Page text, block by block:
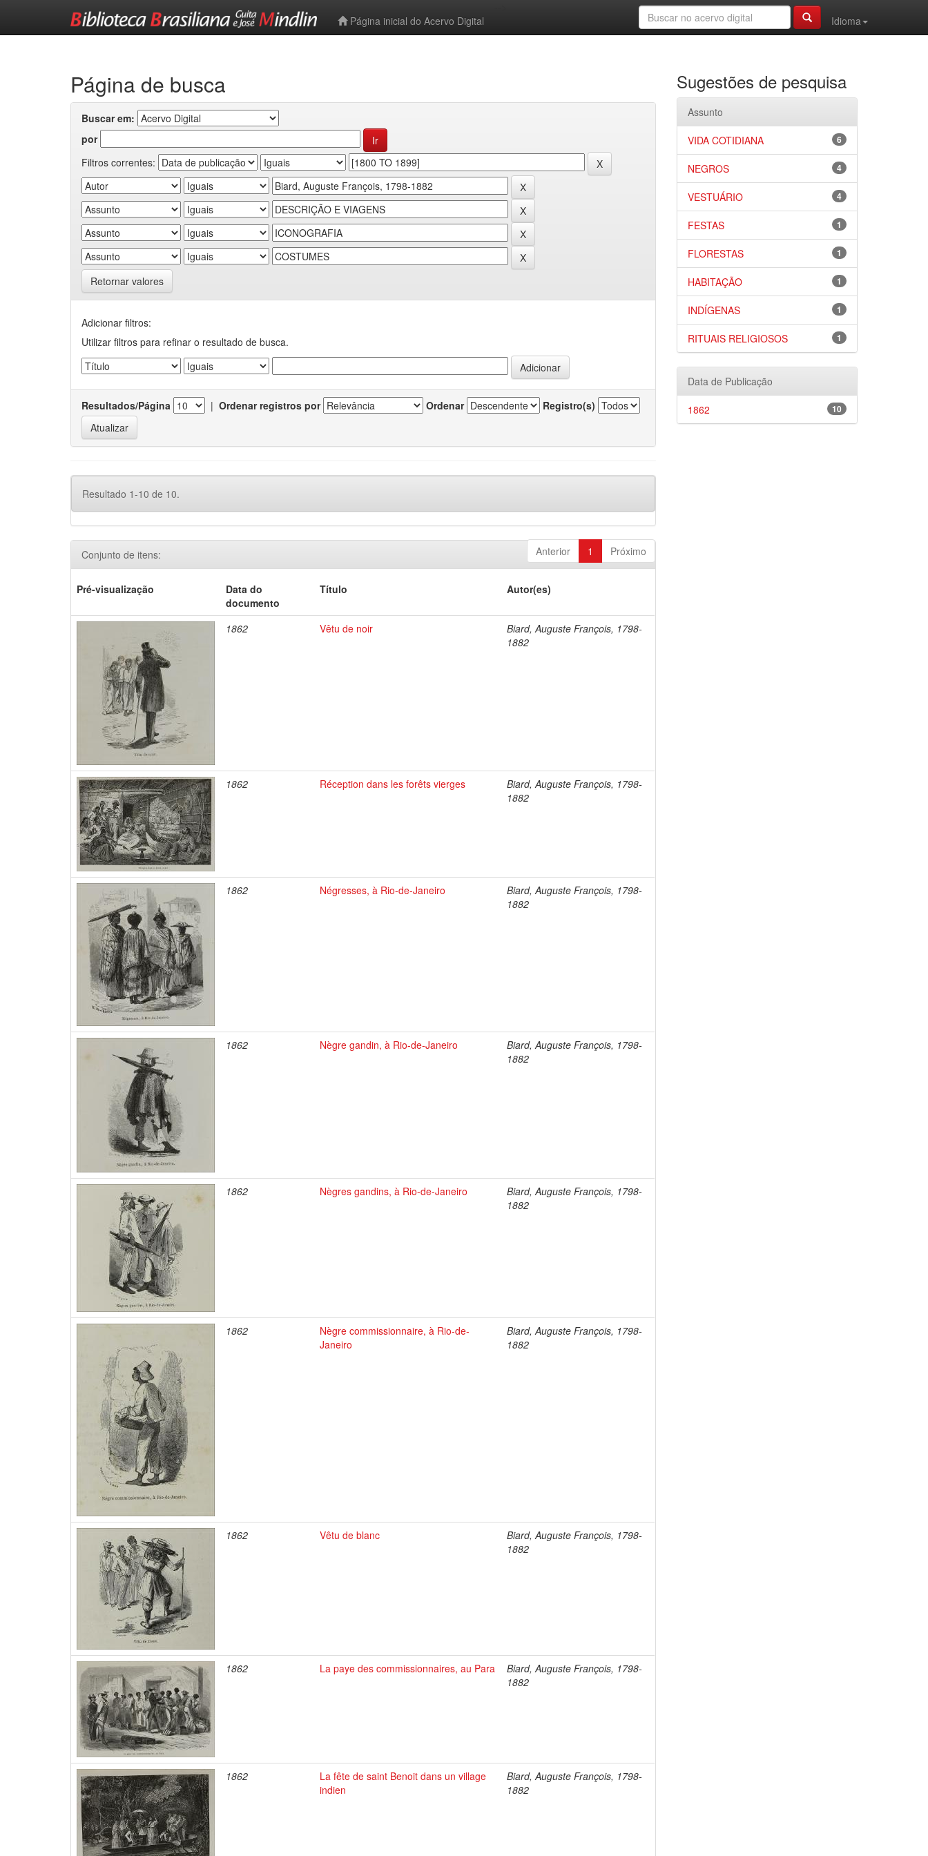
Página inicial do Acervo Digital
Idioma
Página de busca
Buscar em:
por
Filtros correntes:
Retornar valores
Adicionar filtros:
Utilizar filtros para refinar o resultado de busca.
Resultados/Página | Ordenar registros por Ordenar Registro(s)
Resultado 1-10 de 10.
Anterior 1 Próximo
Conjunto de itens:
Pré-visualização
Data do
documento
Título Autor(es)
1862 Vêtu de noir
Biard, Auguste François, 1798-
1882
1862 Réception dans les forêts vierges
Biard, Auguste François, 1798-
1882
1862 Négresses, à Rio-de-Janeiro
Biard, Auguste François, 1798-
1882
1862 Nègre gandin, à Rio-de-Janeiro
Biard, Auguste François, 1798-
1882
1862 Nègres gandins, à Rio-de-Janeiro
Biard, Auguste François, 1798-
1882
1862
Nègre commissionnaire, à Rio-de-
Janeiro
Biard, Auguste François, 1798-
1882
1862 Vêtu de blanc
Biard, Auguste François, 1798-
1882
1862 La paye des commissionnaires, au Para
Biard, Auguste François, 1798-
1882
1862
La fête de saint Benoit dans un village
indien
Biard, Auguste François, 1798-
1882
Sugestões de pesquisa
Assunto
6
VIDA COTIDIANA
4
NEGROS
4
VESTUÁRIO
1
FESTAS
1
FLORESTAS
1
HABITAÇÃO
1
INDÍGENAS
1
RITUAIS RELIGIOSOS
Data de Publicação
10
1862